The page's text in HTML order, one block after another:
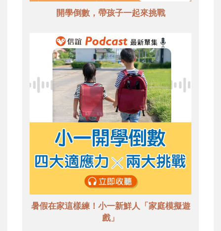
開學倒數，帶孩子一起來挑戰
暑假在家這樣練！小一新鮮人「家庭模擬遊
戲」